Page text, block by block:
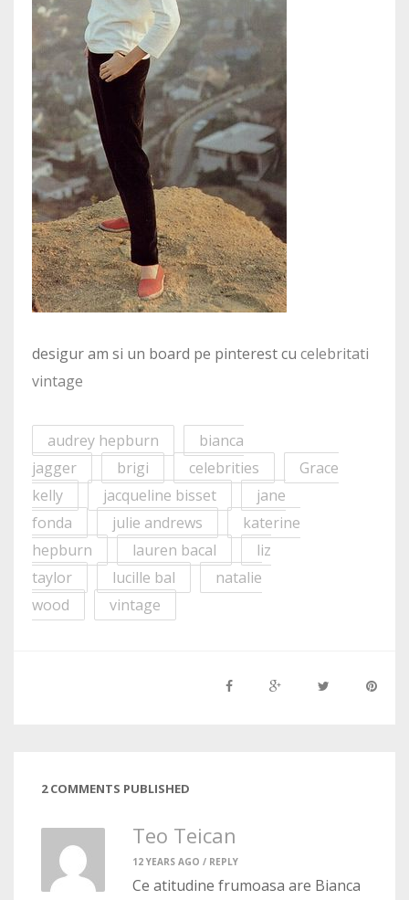
desigur am si un board pe pinterest cu celebritati
vintage
audrey hepburn
bianca
jagger
brigi celebrities
Grace
kelly
jacqueline bisset
jane
fonda
julie andrews
katerine
hepburn
lauren bacal
liz
taylor
lucille bal
natalie
wood
vintage
2 COMMENTS PUBLISHED
Teo Teican
12 YEARS AGO / REPLY
Ce atitudine frumoasa are Bianca